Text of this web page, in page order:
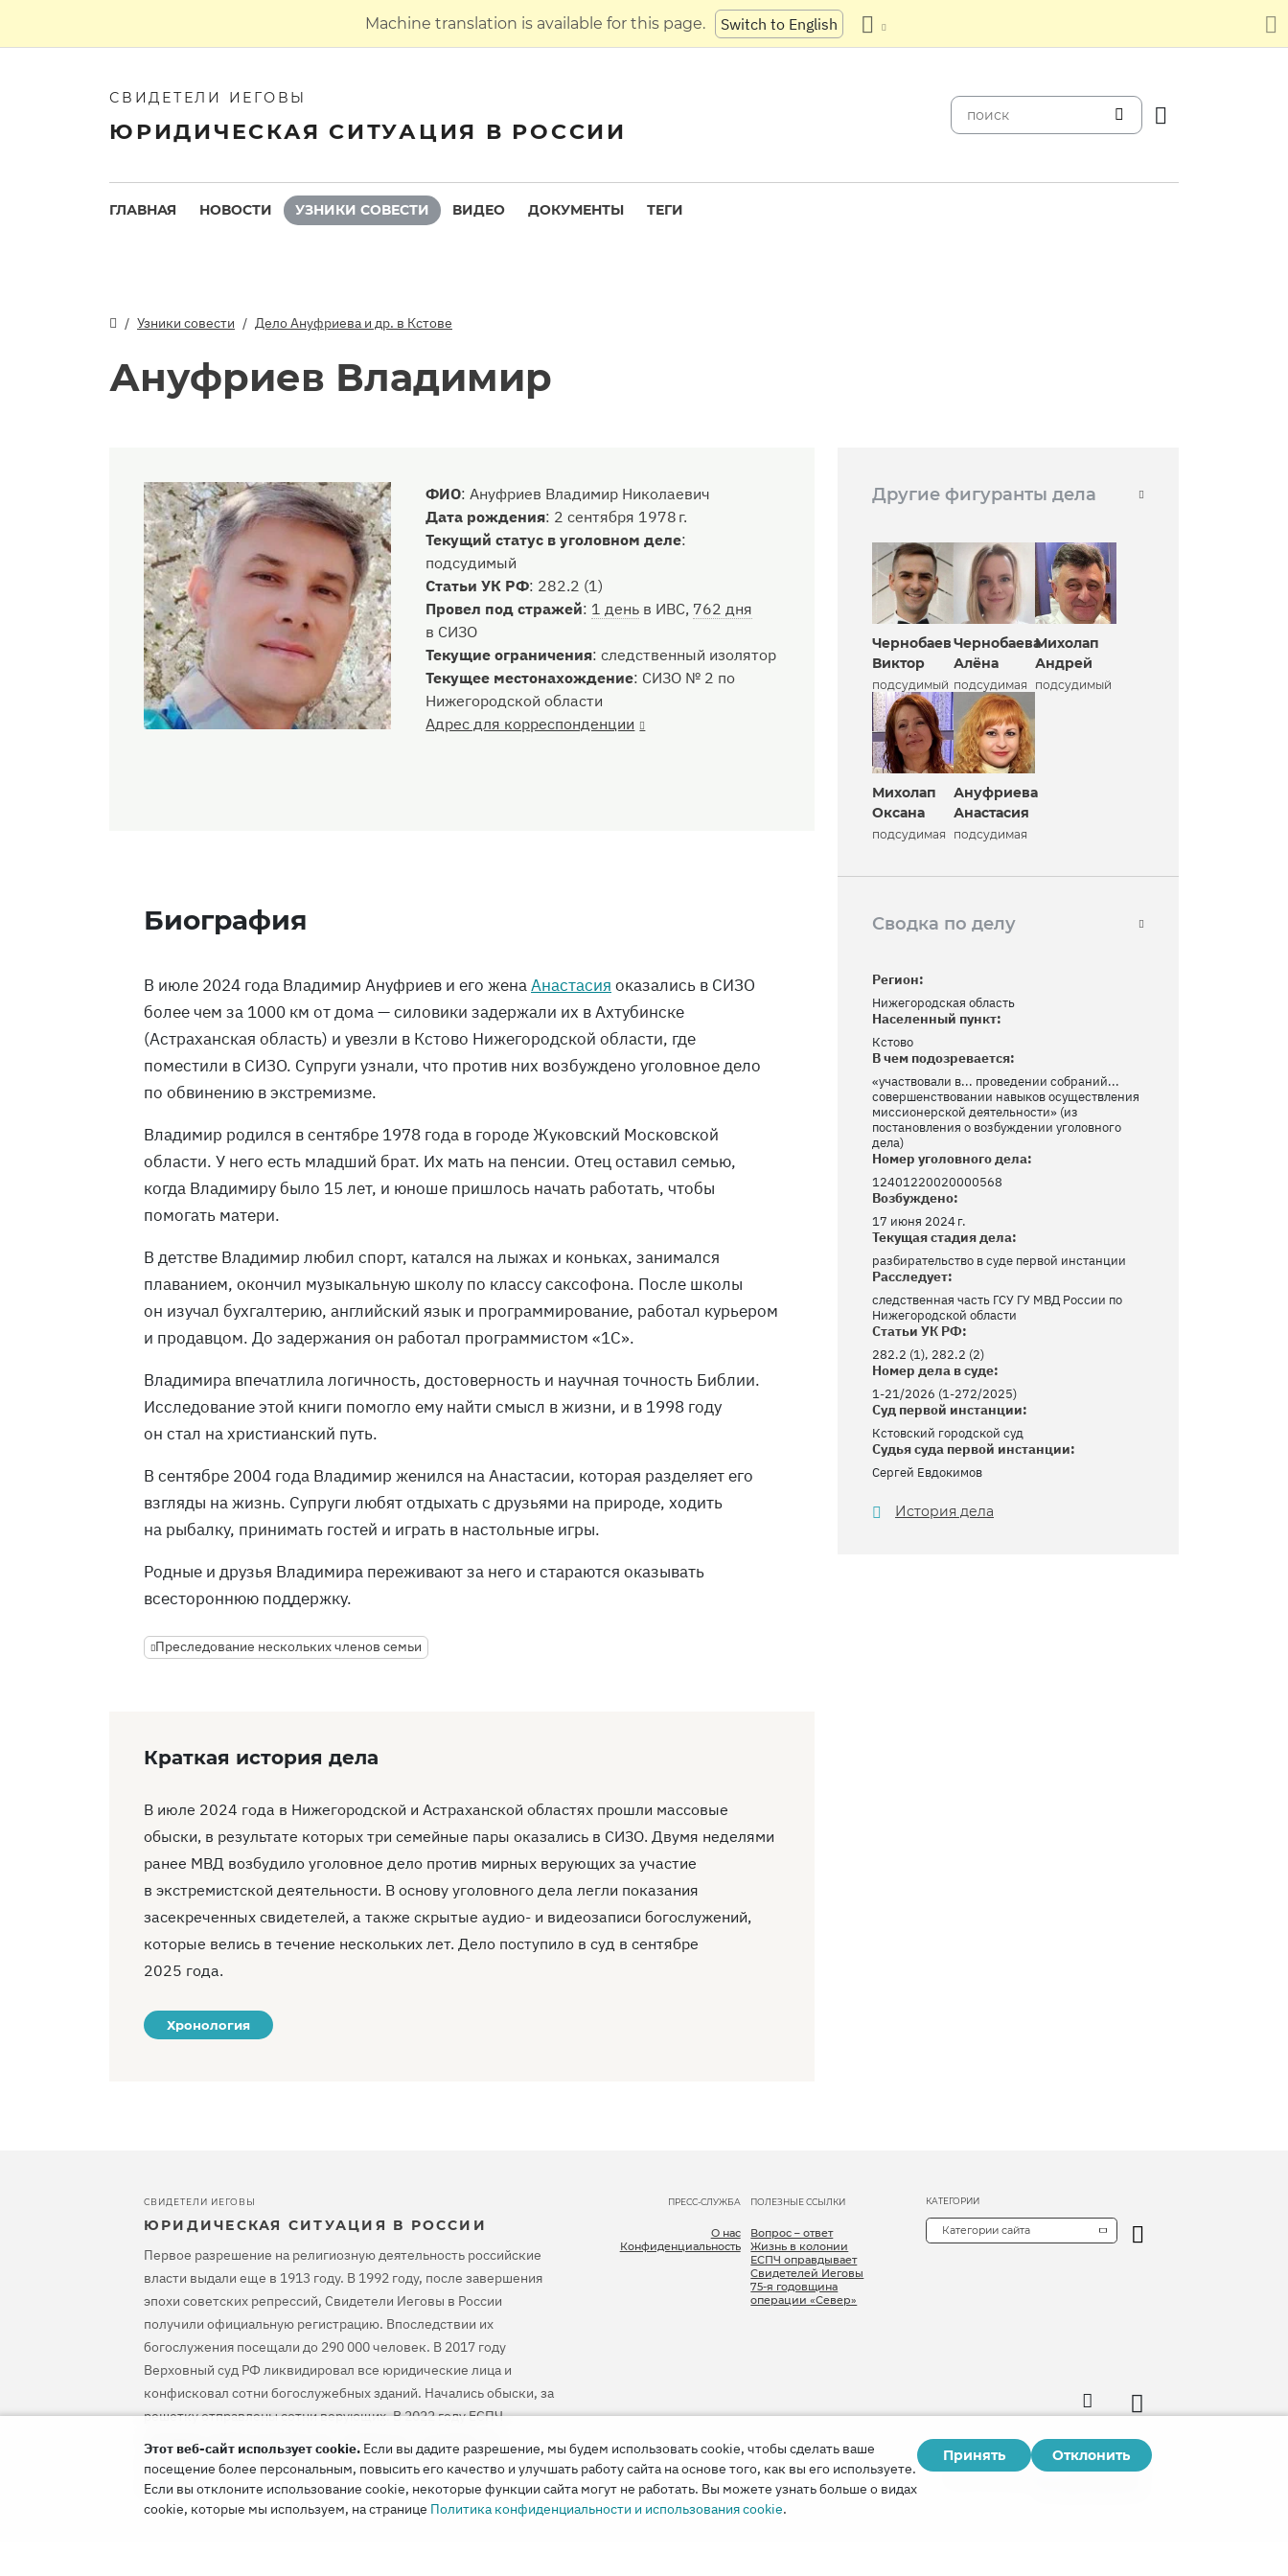
Machine translation is available for this page. Switch to English
СВИДЕТЕЛИ ИЕГОВЫ
ЮРИДИЧЕСКАЯ СИТУАЦИЯ В РОССИИ
ГЛАВНАЯ НОВОСТИ УЗНИКИ СОВЕСТИ ВИДЕО ДОКУМЕНТЫ ТЕГИ
Узники совести Дело Ануфриева и др. в Кстове
Ануфриев Владимир
ФИО: Ануфриев Владимир Николаевич
Дата рождения: 2 сентября 1978 г.
Текущий статус в уголовном деле:
подсудимый
Статьи УК РФ: 282.2 (1)
Провел под стражей: 1 день в ИВС, 762 дня
в СИЗО
Текущие ограничения:следственный изолятор
Текущее местонахождение: СИЗО № 2 по
Нижегородской области
Адрес для корреспонденции
Биография
В июле 2024 года Владимир Ануфриев и его женаАнастасия оказались в СИЗО
более чем за 1000 км от дома — силовики задержали их в Ахтубинске
(Астраханская область) и увезли в Кстово Нижегородской области, где
поместили в СИЗО. Супруги узнали, что против них возбуждено уголовное дело
по обвинению в экстремизме.
Владимир родился в сентябре 1978 года в городе Жуковский Московской
области. У него есть младший брат. Их мать на пенсии. Отец оставил семью,
когда Владимиру было 15 лет, и юноше пришлось начать работать, чтобы
помогать матери.
В детстве Владимир любил спорт, катался на лыжах и коньках, занимался
плаванием, окончил музыкальную школу по классу саксофона. После школы
он изучал бухгалтерию, английский язык и программирование, работал курьером
и продавцом. До задержания он работал программистом «1С».
Владимира впечатлила логичность, достоверность и научная точность Библии.
Исследование этой книги помогло ему найти смысл в жизни, и в 1998 году
он стал на христианский путь.
В сентябре 2004 года Владимир женился на Анастасии, которая разделяет его
взгляды на жизнь. Супруги любят отдыхать с друзьями на природе, ходить
на рыбалку, принимать гостей и играть в настольные игры.
Родные и друзья Владимира переживают за него и стараются оказывать
всестороннюю поддержку.
Преследование нескольких членов семьи
Краткая история дела
В июле 2024 года в Нижегородской и Астраханской областях прошли массовые
обыски, в результате которых три семейные пары оказались в СИЗО. Двумя неделями
ранее МВД возбудило уголовное дело против мирных верующих за участие
в экстремистской деятельности. В основу уголовного дела легли показания
засекреченных свидетелей, а также скрытые аудио- и видеозаписи богослужений,
которые велись в течение нескольких лет. Дело поступило в суд в сентябре
2025 года.
Хронология
Другие фигуранты дела
Чернобаев
Виктор
подсудимый
Чернобаева
Алёна
подсудимая
Михолап
Андрей
подсудимый
Михолап
Оксана
подсудимая
Ануфриева
Анастасия
подсудимая
Сводка по делу
Регион:
Нижегородская область
Населенный пункт:
Кстово
В чем подозревается:
«участвовали в... проведении собраний...
совершенствовании навыков осуществления
миссионерской деятельности» (из
постановления о возбуждении уголовного
дела)
Номер уголовного дела:
12401220020000568
Возбуждено:
17 июня 2024 г.
Текущая стадия дела:
разбирательство в суде первой инстанции
Расследует:
следственная часть ГСУ ГУ МВД России по
Нижегородской области
Статьи УК РФ:
282.2 (1), 282.2 (2)
Номер дела в суде:
1-21/2026 (1-272/2025)
Суд первой инстанции:
Кстовский городской суд
Судья суда первой инстанции:
Сергей Евдокимов
История дела
СВИДЕТЕЛИ ИЕГОВЫ
ЮРИДИЧЕСКАЯ СИТУАЦИЯ В РОССИИ
Первое разрешение на религиозную деятельность российские
власти выдали еще в 1913 году. В 1992 году, после завершения
эпохи советских репрессий, Свидетели Иеговы в России
получили официальную регистрацию. Впоследствии их
богослужения посещали до 290 000 человек. В 2017 году
Верховный суд РФ ликвидировал все юридические лица и
конфисковал сотни богослужебных зданий. Начались обыски, за
решетку отправлены сотни верующих. В 2022 году ЕСПЧ
оправдал Свидетелей Иеговы, предписал остановить их
уголовное преследование и компенсировать весь причиненный
им вред.
ПРЕСС-СЛУЖБА
О нас
Конфиденциальность
ПОЛЕЗНЫЕ ССЫЛКИ
Вопрос – ответ
Жизнь в колонии
ЕСПЧ оправдывает
Свидетелей Иеговы
75-я годовщина
операции «Север»
КАТЕГОРИИ
Категории сайта
Этот веб-сайт использует cookie. Если вы дадите разрешение, мы будем использовать cookie, чтобы сделать ваше
посещение более персональным, повысить его качество и улучшать работу сайта на основе того, как вы его используете.
Если вы отклоните использование cookie, некоторые функции сайта могут не работать. Вы можете узнать больше о видах
cookie, которые мы используем, на странице Политика конфиденциальности и использования cookie.
Принять Отклонить